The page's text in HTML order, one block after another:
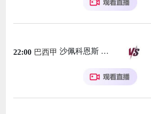
22:00 巴西甲 沙佩科恩斯